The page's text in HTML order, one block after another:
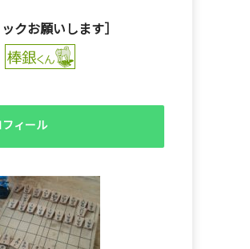
ックお願いします］
フィール